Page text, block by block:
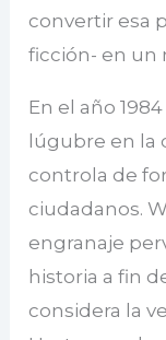
convertir esa
ficción- en un
En el año
lúgubre en la
controla de
ciudadanos.
engranaje
historia a fin
considera la